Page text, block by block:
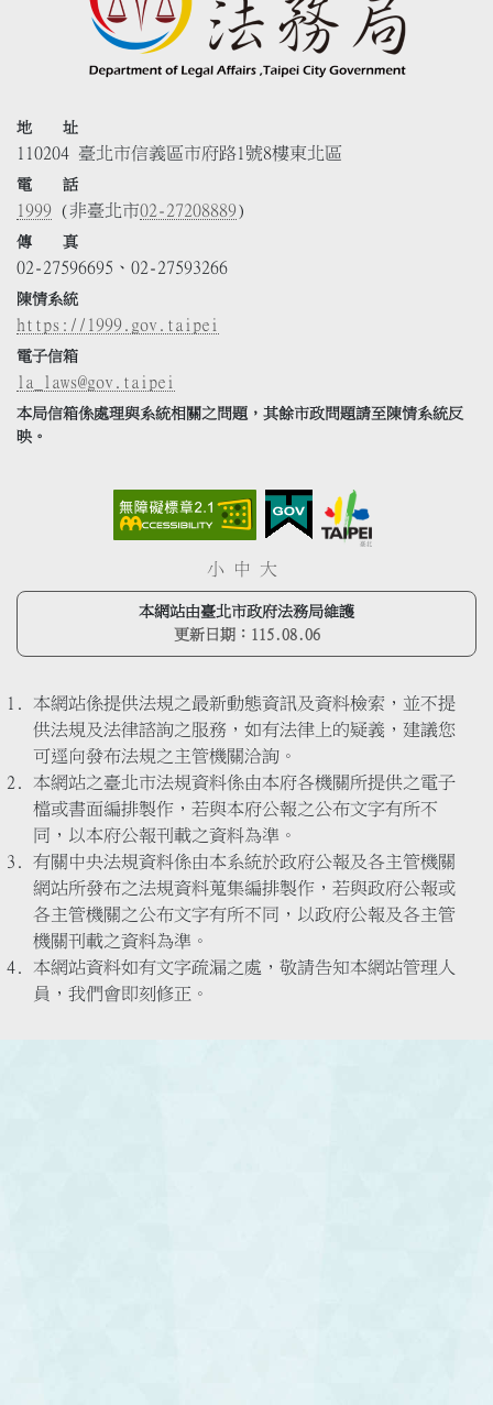
地 址
110204 臺北市信義區市府路1號8樓東北區
電 話
1999 (非臺北市02-27208889)
傳 真
02-27596695、02-27593266
陳情系統
https://1999.gov.taipei
電子信箱
la_laws@gov.taipei
本局信箱係處理與系統相關之問題，其餘市政問題請至陳情系統反
映。
小 中 大
本網站由臺北市政府法務局維護
更新日期： 115.08.06
本網站係提供法規之最新動態資訊及資料檢索，並不提
供法規及法律諮詢之服務，如有法律上的疑義，建議您
可逕向發布法規之主管機關洽詢。
本網站之臺北市法規資料係由本府各機關所提供之電子
檔或書面編排製作，若與本府公報之公布文字有所不
同，以本府公報刊載之資料為準。
有關中央法規資料係由本系統於政府公報及各主管機關
網站所發布之法規資料蒐集編排製作，若與政府公報或
各主管機關之公布文字有所不同，以政府公報及各主管
機關刊載之資料為準。
本網站資料如有文字疏漏之處，敬請告知本網站管理人
員，我們會即刻修正。